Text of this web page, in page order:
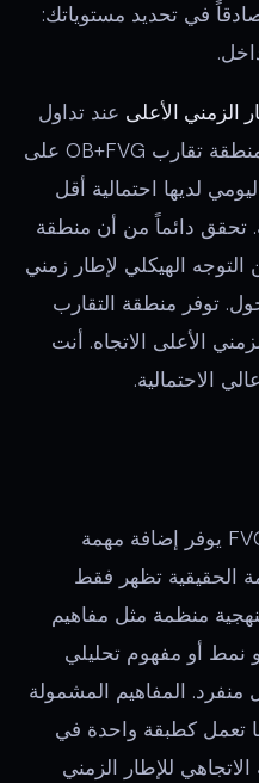
في تحديد مستوياتك:
الزمني الأعلى عند تداول
تقاربات الإطار الزمني الأدنى. منطقة تقارب OB+FVG على
اليومي لديها احتمالية أقل
تحقق دائماً من أن منطقة
الهيكلي لإطار زمني
توفر منطقة التقارب
الأعلى الاتجاه. أنت
الاحتمالية.
فهم تداول التقاطع بين OB و FVG يوفر إضافة مهمة
الحقيقية تظهر فقط
منظمة مثل مفاهيم
نمط أو مفهوم تحليلي
المفاهيم المشمولة
تعمل كطبقة واحدة في
للإطار الزمني